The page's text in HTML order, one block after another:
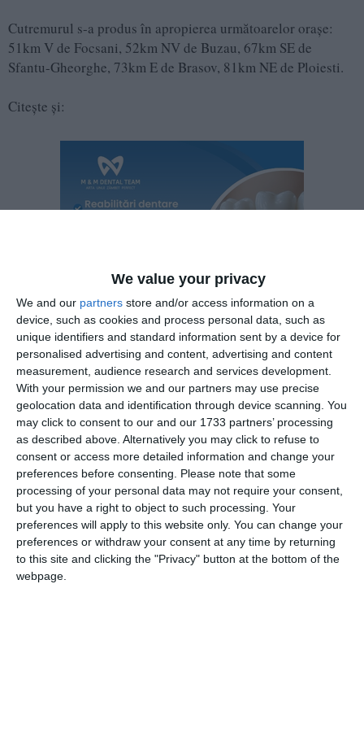
We value your privacy
We and our partners store and/or access information on a
device, such as cookies and process personal data, such as
unique identifiers and standard information sent by a device for
personalised advertising and content, advertising and content
measurement, audience research and services development.
With your permission we and our partners may use precise
geolocation data and identification through device scanning. You
may click to consent to our and our 1733 partners’ processing
as described above. Alternatively you may click to refuse to
consent or access more detailed information and change your
preferences before consenting.
Please note that some
processing of your personal data may not require your consent,
but you have a right to object to such processing. Your
preferences will apply to this website only. You can change your
preferences or withdraw your consent at any time by returning
to this site and clicking the "Privacy" button at the bottom of the
webpage.
Cutremurul s-a produs în apropierea următoarelor oraşe:
51km V de Focsani, 52km NV de Buzau, 67km SE de
Sfantu-Gheorghe, 73km E de Brasov, 81km NE de Ploiesti.
Citește și:
Scenarii îngrijorătoare ale specialiștilor în cazul
cutremurelor din Insula Santorini! Posibile un cutremur
major sau o erupție vulcanică
Adaugă-ne ca sursă în Google
Urmărește-ne pe Google News
Urmărește-ne pe Whatsapp